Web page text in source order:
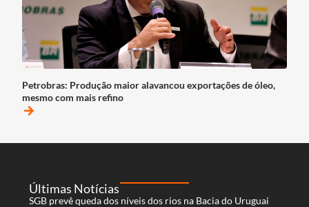
Petrobras: Produção maior alavancou exportações de óleo,
mesmo com mais refino
arrow_forward
Últimas Notícias
SGB prevê queda dos níveis dos rios na Bacia do Uruguai